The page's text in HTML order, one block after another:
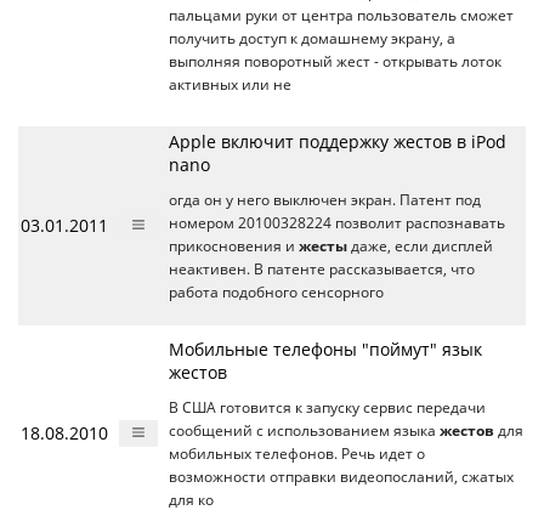
пальцами руки от центра пользователь сможет
получить доступ к домашнему экрану, а
выполняя поворотный жест - открывать лоток
активных или не
03.01.2011
Apple включит поддержку жестов в iPod
nano
огда он у него выключен экран. Патент под
номером 20100328224 позволит распознавать
прикосновения и жесты даже, если дисплей
неактивен. В патенте рассказывается, что
работа подобного сенсорного
18.08.2010
Мобильные телефоны "поймут" язык
жестов
В США готовится к запуску сервис передачи
сообщений с использованием языка жестов для
мобильных телефонов. Речь идет о
возможности отправки видеопосланий, сжатых
для ко